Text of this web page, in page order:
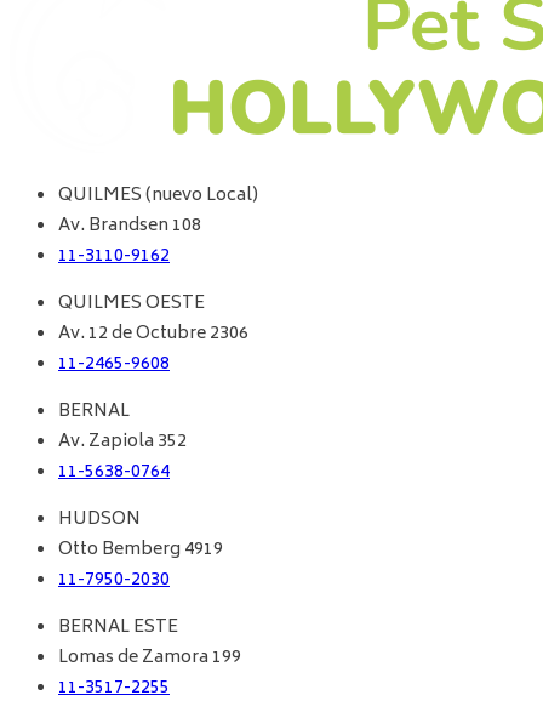
QUILMES (nuevo Local)
Av. Brandsen 108
11-3110-9162
QUILMES OESTE
Av. 12 de Octubre 2306
11-2465-9608
BERNAL
Av. Zapiola 352
11-5638-0764
HUDSON
Otto Bemberg 4919
11-7950-2030
BERNAL ESTE
Lomas de Zamora 199
11-3517-2255